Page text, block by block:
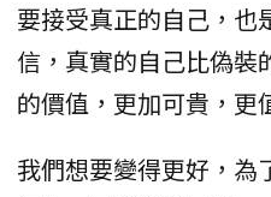
要接受真正的自己，也
信，真實的自己比偽裝
的價值，更加可貴，更
我們想要變得更好，為